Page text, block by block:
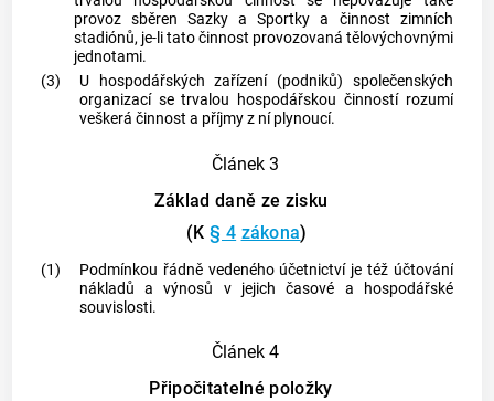
provoz sběren Sazky a Sportky a činnost zimních
stadiónů, je-li tato činnost provozovaná tělovýchovnými
jednotami.
(3)
U hospodářských zařízení (podniků) společenských
organizací setrvalou hospodářskou činnostírozumí
veškerá činnost a příjmy z ní plynoucí.
Článek 3
Základ daně ze zisku
(K§ 4 zákona)
(1)
Podmínkou řádně vedeného účetnictví je též účtování
nákladů a výnosů v jejich časové a hospodářské
souvislosti.
Článek 4
Připočitatelné položky